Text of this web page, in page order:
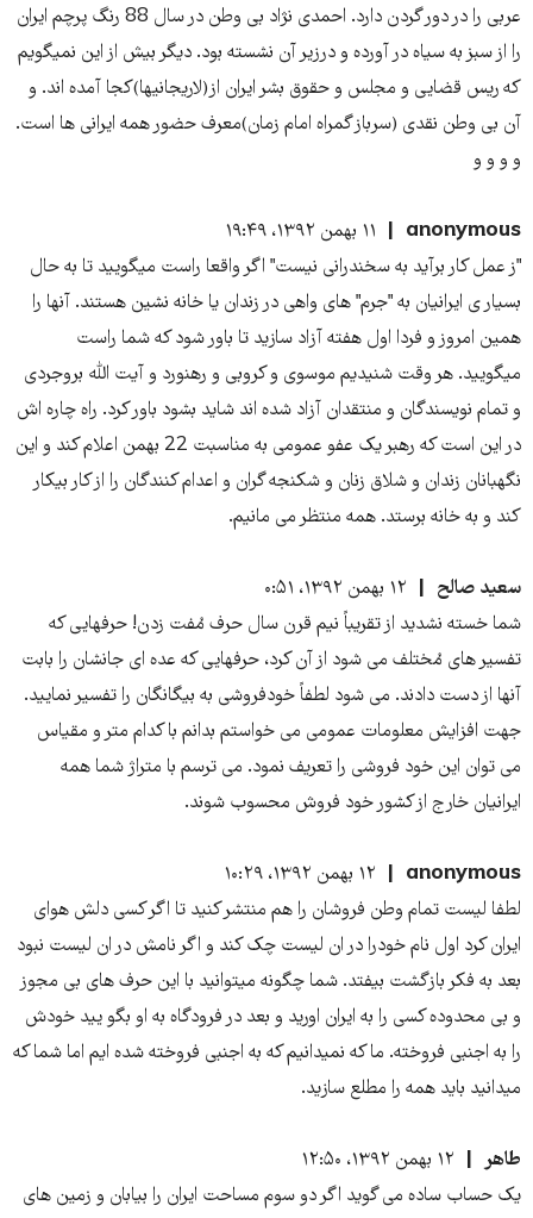
عربی را در دور گردن دارد. احمدی نژاد بی وطن در سال 88 رنگ پرچم ایران
را از سبز به سیاه در آورده و درزیر آن نشسته بود. دیگر بیش از این نمیگویم
که ریس قضایی و مجلس و حقوق بشر ایران از(لاریجانیها)کجا آمده اند. و
آن بی وطن نقدی (سرباز گمراه امام زمان)معرف حضور همه ایرانی ها است.
و و و و
anonymous
۱۱ بهمن ۱۳۹۲، ۱۹:۴۹
"ز عمل کار برآید به سخندرانی نیست" اگر واقعا راست میگویید تا به حال
بسیار ی ایرانیان به "جرم" های واهی در زندان یا خانه نشین هستند. آنها را
همین امروز و فردا اول هفته آزاد سازید تا باور شود که شما راست
میگویید. هر وقت شنیدیم موسوی و کروبی و رهنورد و آیت الله بروجردی
و تمام نویسندگان و منتقدان آزاد شده اند شاید بشود باور کرد. راه چاره اش
در این است که رهبر یک عفو عمومی به مناسبت 22 بهمن اعلام کند و این
نگهبانان زندان و شلاق زنان و شکنجه گران و اعدام کنندگان را از کار بیکار
کند و به خانه برستد. همه منتظر می مانیم.
سعید صالح
۱۲ بهمن ۱۳۹۲، ۰:۵۱
شما خسته نشدید از تقریباً نیم قرن سال حرف مُفت زدن! حرفهایی که
تفسیر های مُختلف می شود از آن کرد، حرفهایی که عده ای جانشان را بابت
آنها از دست دادند. می شود لطفاً خودفروشی به بیگانگان را تفسیر نمایید.
جهت افزایش معلومات عمومی می خواستم بدانم با کدام متر و مقیاس
می توان این خود فروشی را تعریف نمود. می ترسم با متراژ شما همه
ایرانیان خارج از کشور خود فروش محسوب شوند.
anonymous
۱۲ بهمن ۱۳۹۲، ۱۰:۲۹
لطفا لیست تمام وطن فروشان را هم منتشر کنید تا اگر کسی دلش هوای
ایران کرد اول نام خودرا در ان لیست چک کند و اگر نامش در ان لیست نبود
بعد به فکر بازگشت بیفتد. شما چگونه میتوانید با این حرف های بی مجوز
و بی محدوده کسی را به ایران اورید و بعد در فرودگاه به او بگو یید خودش
را به اجنبی فروخته. ما که نمیدانیم که به اجنبی فروخته شده ایم اما شما که
میدانید باید همه را مطلع سازید.
طاهر
۱۲ بهمن ۱۳۹۲، ۱۲:۵۰
یک حساب ساده می گوید اگر دو سوم مساحت ایران را بیابان و زمین های